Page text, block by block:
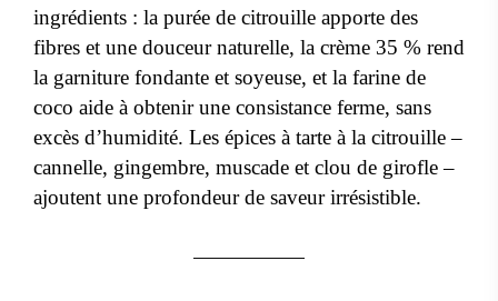
ingrédients : la purée de citrouille apporte des
fibres et une douceur naturelle, la crème 35 % rend
la garniture fondante et soyeuse, et la farine de
coco aide à obtenir une consistance ferme, sans
excès d’humidité. Les épices à tarte à la citrouille –
cannelle, gingembre, muscade et clou de girofle –
ajoutent une profondeur de saveur irrésistible.